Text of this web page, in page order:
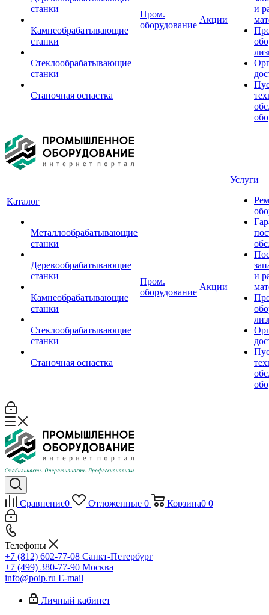
станки
Камнеобрабатывающие
станки
Стеклообрабатывающие
станки
Станочная оснастка
Пром.
оборудование
Акции
и
Каталог
Металлообрабатывающие
станки
Деревообрабатывающие
станки
Камнеобрабатывающие
станки
Стеклообрабатывающие
станки
Станочная оснастка
Пром.
оборудование
Акции
Услуги
и
Сравнение0 Отложенные 0 Корзина0 0
Телефоны
+7 (812) 602-77-08 Санкт-Петербург
+7 (499) 380-77-90 Москва
info@poip.ru E-mail
Личный кабинет